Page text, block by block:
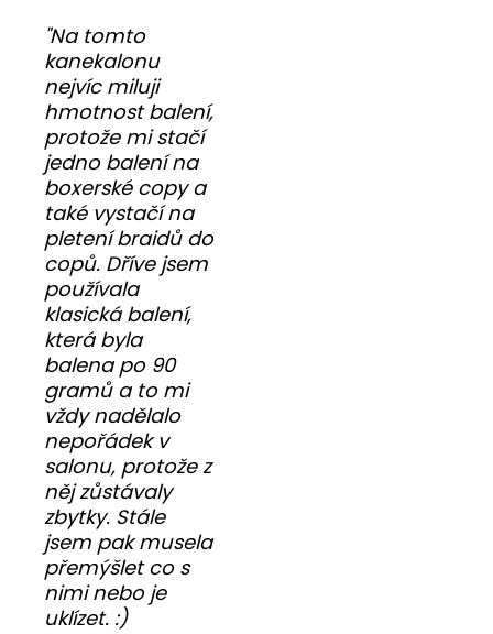
"Na tomto
kanekalonu
nejvíc miluji
hmotnost balení,
protože mi stačí
jedno balení na
boxerské copy a
také vystačí na
pletení braidů do
copů. Dříve jsem
používala
klasická balení,
která byla
balena po 90
gramů a to mi
vždy nadělalo
nepořádek v
salonu, protože z
něj zůstávaly
zbytky. Stále
jsem pak musela
přemýšlet co s
nimi nebo je
uklízet. :)